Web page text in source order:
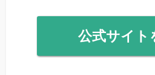
公式サイト